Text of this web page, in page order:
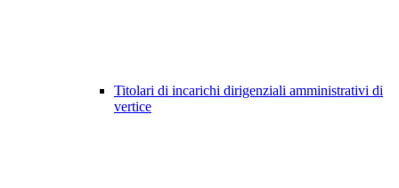
Titolari di incarichi dirigenziali amministrativi di
vertice